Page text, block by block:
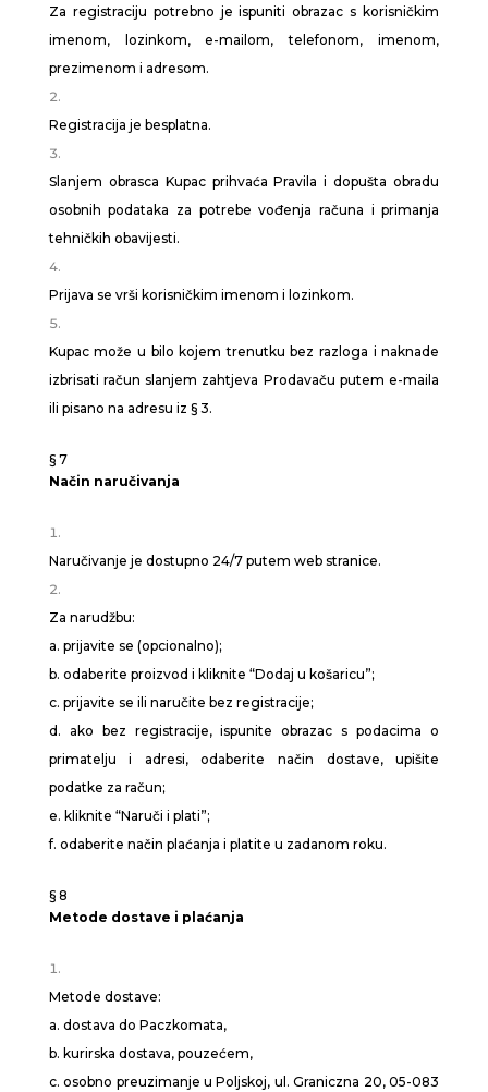
Za registraciju potrebno je ispuniti obrazac s korisničkim
imenom, lozinkom, e-mailom, telefonom, imenom,
prezimenom i adresom.
Registracija je besplatna.
Slanjem obrasca Kupac prihvaća Pravila i dopušta obradu
osobnih podataka za potrebe vođenja računa i primanja
tehničkih obavijesti.
Prijava se vrši korisničkim imenom i lozinkom.
Kupac može u bilo kojem trenutku bez razloga i naknade
izbrisati račun slanjem zahtjeva Prodavaču putem e-maila
ili pisano na adresu iz § 3.
§ 7
Način naručivanja
Naručivanje je dostupno 24/7 putem web stranice.
Za narudžbu:
a. prijavite se (opcionalno);
b. odaberite proizvod i kliknite “Dodaj u košaricu”;
c. prijavite se ili naručite bez registracije;
d. ako bez registracije, ispunite obrazac s podacima o
primatelju i adresi, odaberite način dostave, upišite
podatke za račun;
e. kliknite “Naruči i plati”;
f. odaberite način plaćanja i platite u zadanom roku.
§ 8
Metode dostave i plaćanja
Metode dostave:
a. dostava do Paczkomata,
b. kurirska dostava, pouzećem,
c. osobno preuzimanje u Poljskoj, ul. Graniczna 20, 05-083